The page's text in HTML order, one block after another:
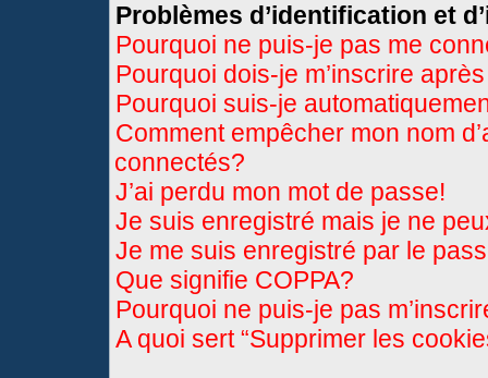
Problèmes d’identification et
Pourquoi ne puis-je pas me
Pourquoi dois-je m’inscrire
Pourquoi suis-je
Comment empêcher mon nom
connectés?
J’ai perdu mon mot de passe!
Je suis enregistré mais je ne
Je me suis enregistré par le
Que signifie COPPA?
Pourquoi ne puis-je pas
A quoi sert “Supprimer les